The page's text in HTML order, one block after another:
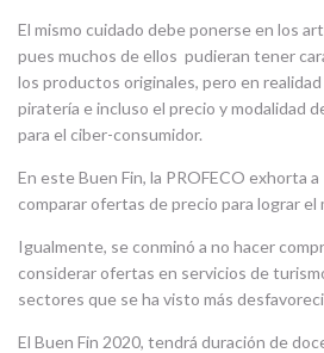
El mismo cuidado debe ponerse en los
pues muchos de ellos pudieran tener
los productos originales, pero en
piratería e incluso el precio y modalidad
para el ciber-consumidor.
En este Buen Fin, la PROFECO exhorta
comparar ofertas de precio para lograr el
Igualmente, se conminó a no hacer
considerar ofertas en servicios de
sectores que se ha visto más
El Buen Fin 2020, tendrá duración de